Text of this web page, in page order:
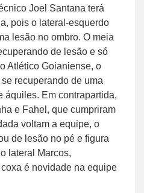
Joel Santana terá
pois o lateral-esquerdo
lesão no ombro. O meia
de lesão e só
Atlético Goianiense, o
recuperando de uma
áquiles. Em contrapartida,
e Fahel, que cumpriram
voltam a equipe, o
de lesão no pé e figura
lateral Marcos,
é novidade na equipe